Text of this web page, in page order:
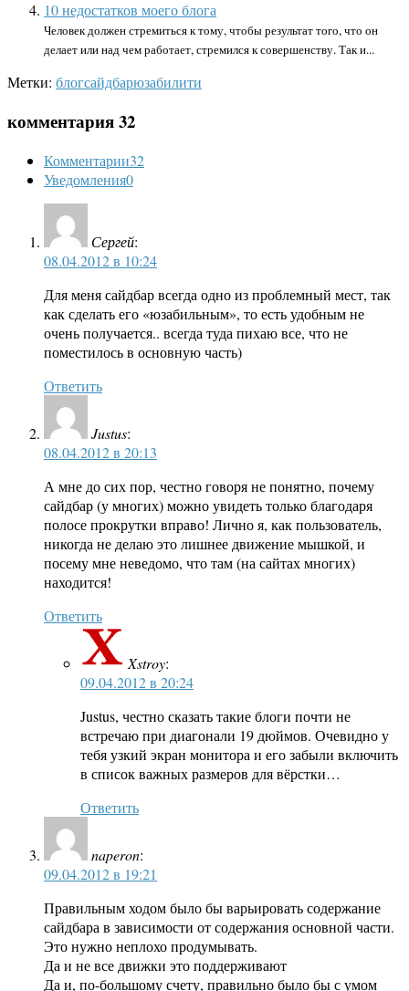
10 недостатков моего блога
Человек должен стремиться к тому, чтобы результат того, что он
делает или над чем работает, стремился к совершенству. Так и...
Метки: блогсайдбарюзабилити
комментария 32
Комментарии32
Уведомления0
Сергей:
08.04.2012 в 10:24
Для меня сайдбар всегда одно из проблемный мест, так
как сделать его «юзабильным», то есть удобным не
очень получается.. всегда туда пихаю все, что не
поместилось в основную часть)
Ответить
Justus:
08.04.2012 в 20:13
А мне до сих пор, честно говоря не понятно, почему
сайдбар (у многих) можно увидеть только благодаря
полосе прокрутки вправо! Лично я, как пользователь,
никогда не делаю это лишнее движение мышкой, и
посему мне неведомо, что там (на сайтах многих)
находится!
Ответить
Xstroy:
09.04.2012 в 20:24
Justus, честно сказать такие блоги почти не
встречаю при диагонали 19 дюймов. Очевидно у
тебя узкий экран монитора и его забыли включить
в список важных размеров для вёрстки…
Ответить
naperon:
09.04.2012 в 19:21
Правильным ходом было бы варьировать содержание
сайдбара в зависимости от содержания основной части.
Это нужно неплохо продумывать.
Да и не все движки это поддерживают
Да и, по-большому счету, правильно было бы с умом